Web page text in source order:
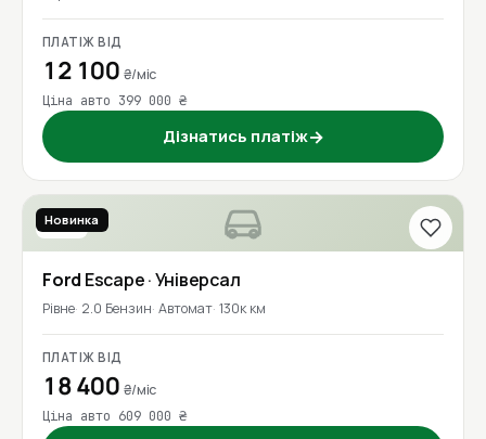
ПЛАТІЖ ВІД
12 100 ₴/міс
Ціна авто 399 000 ₴
Дізнатись платіж→
2017
Новинка
Ford Escape· Універсал
Рівне 2.0 Бензин Автомат 130к км
ПЛАТІЖ ВІД
18 400 ₴/міс
Ціна авто 609 000 ₴